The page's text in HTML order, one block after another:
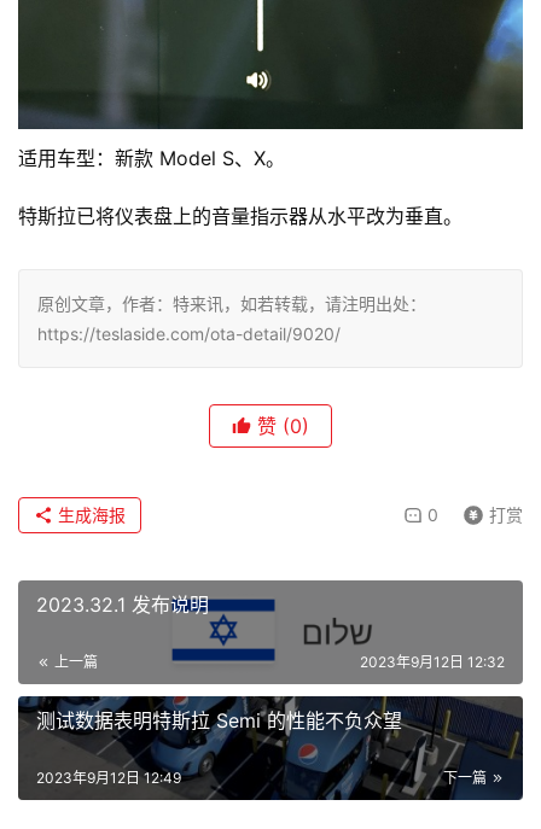
适用车型：新款 Model S、X。
特斯拉已将仪表盘上的音量指示器从水平改为垂直。
原创文章，作者：特来讯，如若转载，请注明出处：
https://teslaside.com/ota-detail/9020/
赞 (0)
0 打赏
生成海报
2023.32.1 发布说明
上一篇 2023年9月12日 12:32
测试数据表明特斯拉 Semi 的性能不负众望
下一篇
2023年9月12日 12:49